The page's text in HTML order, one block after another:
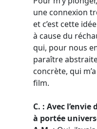
une connexion
et c’est cette
à cause du
qui, pour nous
paraître
concrète, qui
film.
C. : Avec
à portée